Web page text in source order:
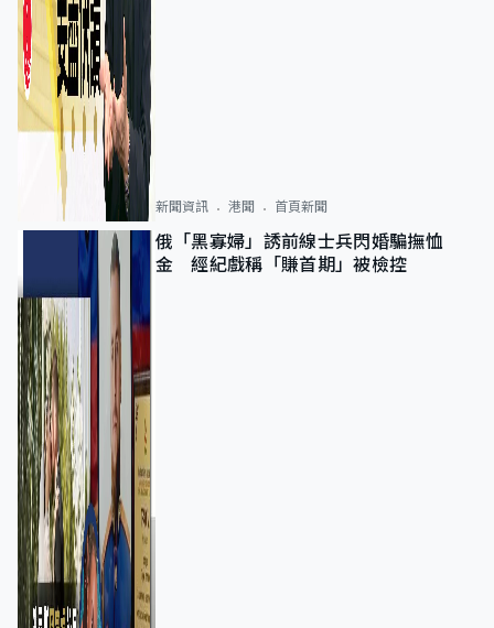
新聞資訊 港聞 首頁新聞
俄「黑寡婦」誘前線士兵閃婚騙撫恤
金 經紀戲稱「賺首期」被檢控